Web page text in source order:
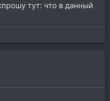
тут: что в данный